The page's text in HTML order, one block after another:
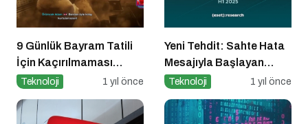
9 Günlük Bayram Tatili
İçin Kaçırılmaması
Gereken 8 Oyun
Teknoloji 1 yıl önce
Yeni Tehdit: Sahte Hata
Mesajıyla Başlayan
Siber Saldırılar
Teknoloji 1 yıl önce